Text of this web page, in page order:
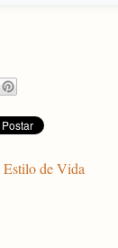
Estilo de Vida